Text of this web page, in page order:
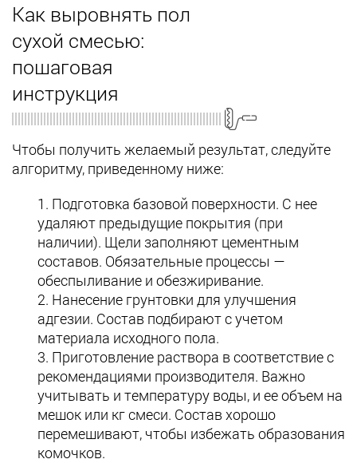
Как выровнять пол
сухой смесью:
пошаговая
инструкция
Чтобы получить желаемый результат, следуйте
алгоритму, приведенному ниже:
Подготовка базовой поверхности. С нее
удаляют предыдущие покрытия (при
наличии). Щели заполняют цементным
составов. Обязательные процессы —
обеспыливание и обезжиривание.
Нанесение грунтовки для улучшения
адгезии. Состав подбирают с учетом
материала исходного пола.
Приготовление раствора в соответствие с
рекомендациями производителя. Важно
учитывать и температуру воды, и ее объем на
мешок или кг смеси. Состав хорошо
перемешивают, чтобы избежать образования
комочков.